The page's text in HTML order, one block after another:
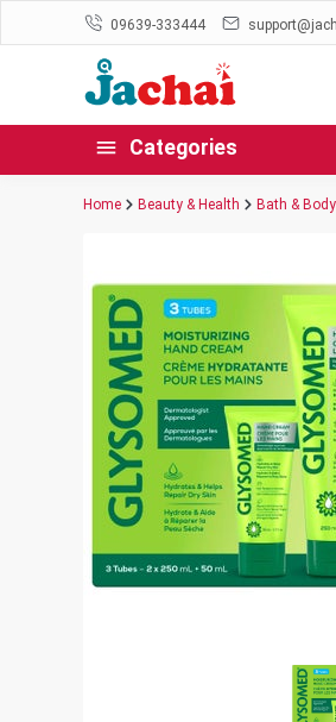
09639-333444
Categories
Home Beauty & Health Bath & Body